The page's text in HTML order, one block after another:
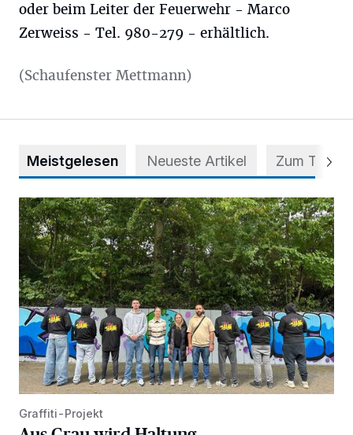
oder beim Leiter der Feuerwehr - Marco
Zerweiss - Tel. 980-279 - erhältlich.
(Schaufenster Mettmann)
Meistgelesen Neueste Artikel Zum Thema
Aus Grau wird Haltung
Graffiti-Projekt